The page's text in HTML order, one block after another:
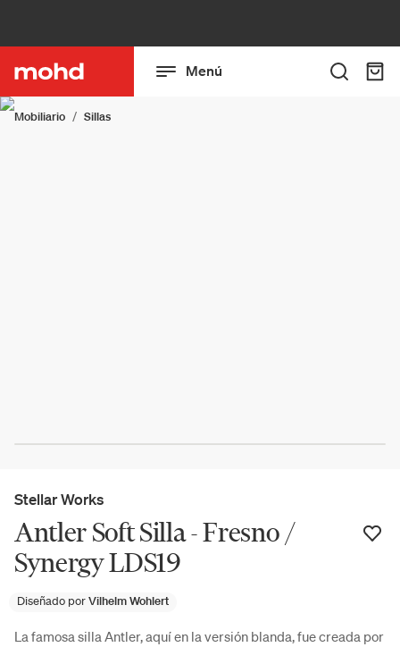
Menú
Mobiliario Sillas
Stellar Works
Antler Soft Silla - Fresno /
Synergy LDS19
Diseñado porVilhelm Wohlert
La famosa silla Antler, aquí en la versión blanda, fue creada por